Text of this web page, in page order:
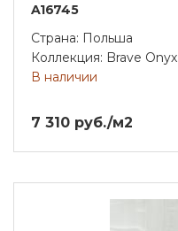
A16745
Страна: Польша
Коллекция: Brave Onyx
В наличии
7 310 руб./м2